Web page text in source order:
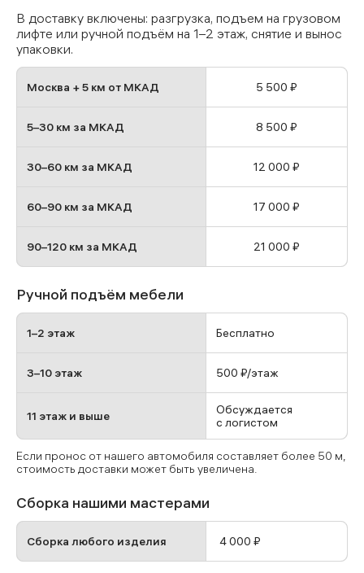
В доставку включены: разгрузка, подъем на грузовом
лифте или ручной подъём на 1–2 этаж, снятие и вынос
упаковки.
Москва + 5 км от МКАД
5–30 км за МКАД
30–60 км за МКАД
60–90 км за МКАД
90–120 км за МКАД
5 500 ₽
8 500 ₽
12 000 ₽
17 000 ₽
21 000 ₽
Ручной подъём мебели
1–2 этаж
3–10 этаж
11 этаж и выше
Бесплатно
500 ₽/этаж
Обсуждается
с логистом
Если пронос от нашего автомобиля составляет более 50 м,
стоимость доставки может быть увеличена.
Сборка нашими мастерами
Сборка любого изделия 4 000 ₽